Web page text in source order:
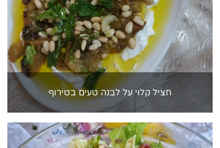
חציל קלוי על לבנה טעים בטירוף